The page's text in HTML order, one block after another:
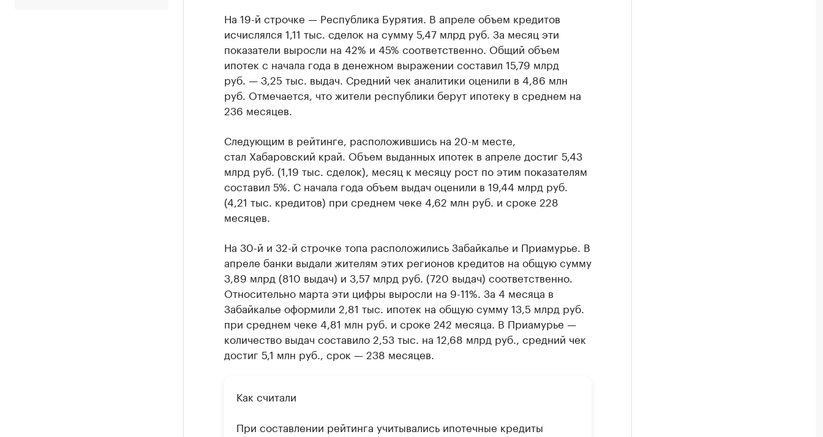
На 19-й строчке — Республика Бурятия. В апреле объем кредитов
исчислялся 1,11 тыс. сделок на сумму 5,47 млрд руб. За месяц эти
показатели выросли на 42% и 45% соответственно. Общий объем
ипотек с начала года в денежном выражении составил 15,79 млрд
руб. — 3,25 тыс. выдач. Средний чек аналитики оценили в 4,86 млн
руб. Отмечается, что жители республики берут ипотеку в среднем на
236 месяцев.
Следующим в рейтинге, расположившись на 20-м месте,
стал Хабаровский край. Объем выданных ипотек в апреле достиг 5,43
млрд руб. (1,19 тыс. сделок), месяц к месяцу рост по этим показателям
составил 5%. С начала года объем выдач оценили в 19,44 млрд руб.
(4,21 тыс. кредитов) при среднем чеке 4,62 млн руб. и сроке 228
месяцев.
На 30-й и 32-й строчке топа расположились Забайкалье и Приамурье. В
апреле банки выдали жителям этих регионов кредитов на общую сумму
3,89 млрд (810 выдач) и 3,57 млрд руб. (720 выдач) соответственно.
Относительно марта эти цифры выросли на 9-11%. За 4 месяца в
Забайкалье оформили 2,81 тыс. ипотек на общую сумму 13,5 млрд руб.
при среднем чеке 4,81 млн руб. и сроке 242 месяца. В Приамурье —
количество выдач составило 2,53 тыс. на 12,68 млрд руб., средний чек
достиг 5,1 млн руб., срок — 238 месяцев.
Как считали
При составлении рейтинга учитывались ипотечные кредиты